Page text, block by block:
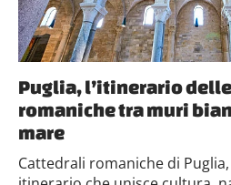
Puglia, l’itinerario
romaniche tra muri
mare
Cattedrali romaniche di